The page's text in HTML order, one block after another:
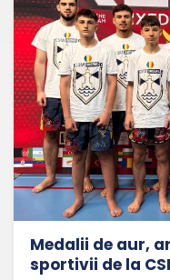
Medalii de aur,
sportivii de la